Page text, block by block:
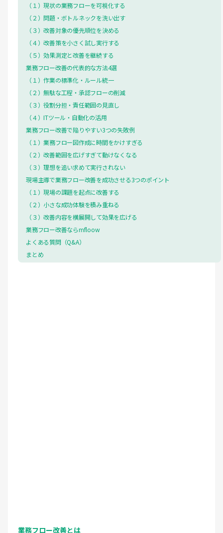
（１）現状の業務フローを可視化する
（２）問題・ボトルネックを洗い出す
（３）改善対象の優先順位を決める
（４）改善策を小さく試し実行する
（５）効果測定と改善を継続する
業務フロー改善の代表的な方法4選
（１）作業の標準化・ルール統一
（２）無駄な工程・承認フローの削減
（３）役割分担・責任範囲の見直し
（４）ITツール・自動化の活用
業務フロー改善で陥りやすい3つの失敗例
（１）業務フロー図作成に時間をかけすぎる
（２）改善範囲を広げすぎて動けなくなる
（３）理想を追い求めて実行されない
現場主導で業務フロー改善を成功させる3つのポイント
（１）現場の課題を起点に改善する
（２）小さな成功体験を積み重ねる
（３）改善内容を横展開して効果を広げる
業務フロー改善ならmfloow
よくある質問（Q&A）
まとめ
業務フロー改善とは